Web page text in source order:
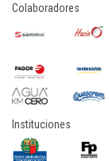
Colaboradores
Instituciones